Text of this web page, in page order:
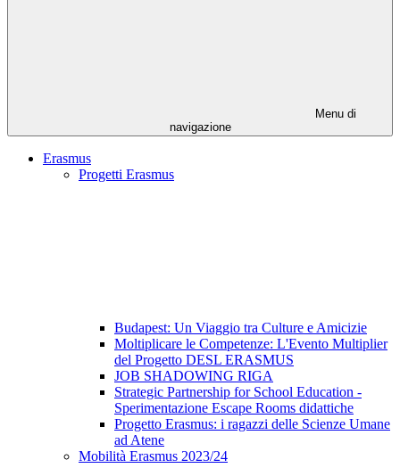
Menu di
navigazione
Erasmus
Progetti Erasmus
Budapest: Un Viaggio tra Culture e Amicizie
Moltiplicare le Competenze: L'Evento Multiplier
del Progetto DESL ERASMUS
JOB SHADOWING RIGA
Strategic Partnership for School Education -
Sperimentazione Escape Rooms didattiche
Progetto Erasmus: i ragazzi delle Scienze Umane
ad Atene
Mobilità Erasmus 2023/24